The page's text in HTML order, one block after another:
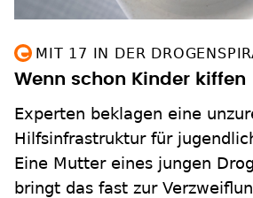
MIT 17 IN DER
Wenn schon Kinder kiffen
Experten beklagen eine
Hilfsinfrastruktur für
Eine Mutter eines jungen
bringt das fast zur